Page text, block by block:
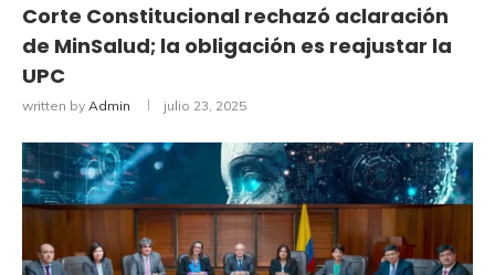
Corte Constitucional rechazó aclaración
de MinSalud; la obligación es reajustar la
UPC
written by Admin julio 23, 2025